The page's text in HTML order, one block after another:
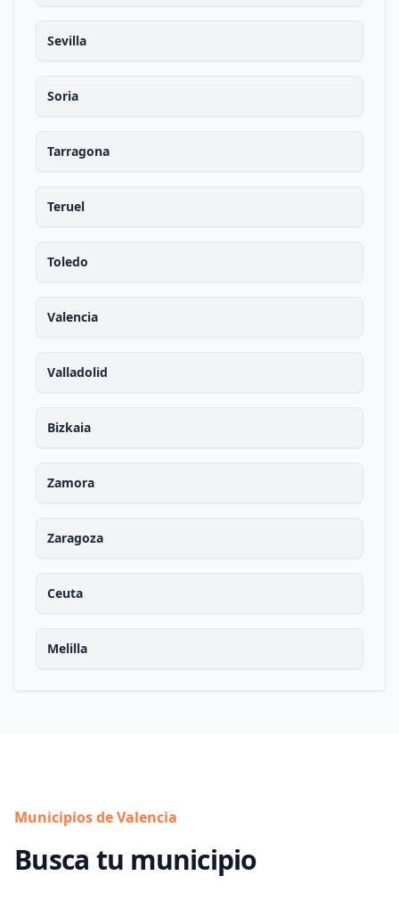
Sevilla
Soria
Tarragona
Teruel
Toledo
Valencia
Valladolid
Bizkaia
Zamora
Zaragoza
Ceuta
Melilla
Municipios de Valencia
Busca tu municipio